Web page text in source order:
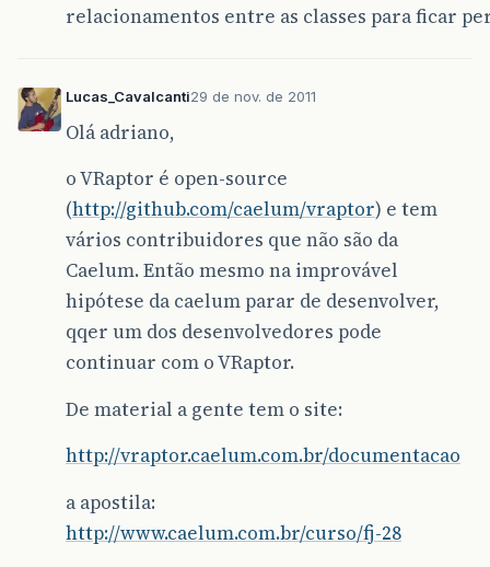
relacionamentos entre as classes para ficar
Lucas_Cavalcanti29 de nov. de 2011
Olá adriano,
o VRaptor é open-source
(http://github.com/caelum/vraptor) e tem
vários contribuidores que não são da
Caelum. Então mesmo na improvável
hipótese da caelum parar de desenvolver,
qqer um dos desenvolvedores pode
continuar com o VRaptor.
De material a gente tem o site:
http://vraptor.caelum.com.br/documentacao
a apostila:
http://www.caelum.com.br/curso/fj-28